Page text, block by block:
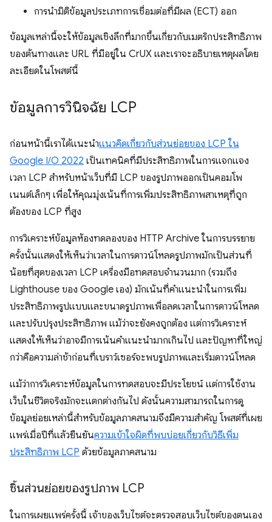
การนํามิติข้อมูลประเภทการเชื่อมต่อที่มีผล (ECT) ออก
ข้อมูลเหล่านี้จะให้ข้อมูลเชิงลึกที่มากขึ้นเกี่ยวกับเมตริกประสิทธิภาพ
ของต้นทางและ URL ที่มีอยู่ใน CrUX และเราจะอธิบายเหตุผลโดย
ละเอียดในโพสต์นี้
ข้อมูลการวินิจฉัย LCP
ก่อนหน้านี้เราได้แนะนำแนวคิดเกี่ยวกับส่วนย่อยของ LCP ใน
Google I/O 2022 เป็นเทคนิคที่มีประสิทธิภาพในการแจกแจง
เวลา LCP สำหรับหน้าเว็บที่มี LCP ของรูปภาพออกเป็นคอมโพ
เนนต์เล็กๆ เพื่อให้คุณมุ่งเน้นที่การเพิ่มประสิทธิภาพสาเหตุที่ถูก
ต้องของ LCP ที่สูง
การวิเคราะห์ข้อมูลห้องทดลองของ HTTP Archive ในการบรรยาย
ครั้งนั้นแสดงให้เห็นว่าเวลาในการดาวน์โหลดรูปภาพมักเป็นส่วนที่
น้อยที่สุดของเวลา LCP เครื่องมือทดสอบจำนวนมาก (รวมถึง
Lighthouse ของ Google เอง) มักเน้นที่คำแนะนำในการเพิ่ม
ประสิทธิภาพรูปแบบและขนาดรูปภาพเพื่อลดเวลาในการดาวน์โหลด
และปรับปรุงประสิทธิภาพ แม้ว่าจะยังคงถูกต้อง แต่การวิเคราะห์
แสดงให้เห็นว่าอาจมีการเน้นคำแนะนำมากเกินไป และปัญหาที่ใหญ่
กว่าคือความล่าช้าก่อนที่เบราว์เซอร์จะพบรูปภาพและเริ่มดาวน์โหลด
แม้ว่าการวิเคราะห์ข้อมูลในการทดสอบจะมีประโยชน์ แต่การใช้งาน
เว็บในชีวิตจริงมักจะแตกต่างกันไป ดังนั้นความสามารถในการดู
ข้อมูลย่อยเหล่านี้สำหรับข้อมูลภาคสนามจึงมีความสําคัญ โพสต์ที่เผย
แพร่เมื่อปีที่แล้วยืนยันความเข้าใจผิดที่พบบ่อยเกี่ยวกับวิธีเพิ่ม
ประสิทธิภาพ LCP ด้วยข้อมูลภาคสนาม
ชิ้นส่วนย่อยของรูปภาพ LCP
ในการเผยแพร่ครั้งนี้ เจ้าของเว็บไซต์จะตรวจสอบเว็บไซต์ของตนเอง